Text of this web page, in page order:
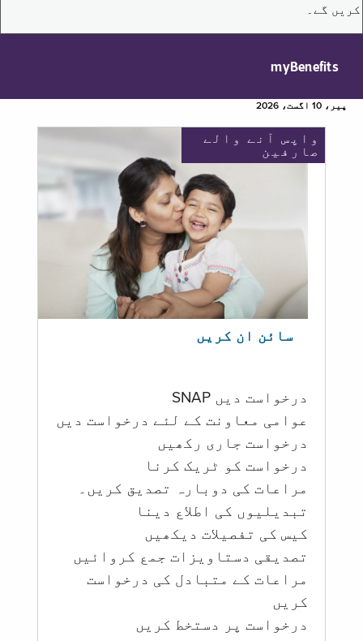
کریں گے۔
myBenefits
پیر، 10 اگست، 2026
واپس آنے والے
صارفین
سائن ان کریں
درخواست دیں SNAP
عوامی معاونت کے لئے درخواست دیں
درخواست جاری رکھیں
درخواست کو ٹریک کرنا
مراعات کی دوبارہ تصدیق کریں۔
تبدیلیوں کی اطلاع دینا
کیس کی تفصیلات دیکھیں
تصدیقی دستاویزات جمع کروائیں
مراعات کے متبادل کی درخواست
کریں
درخواست پر دستخط کریں